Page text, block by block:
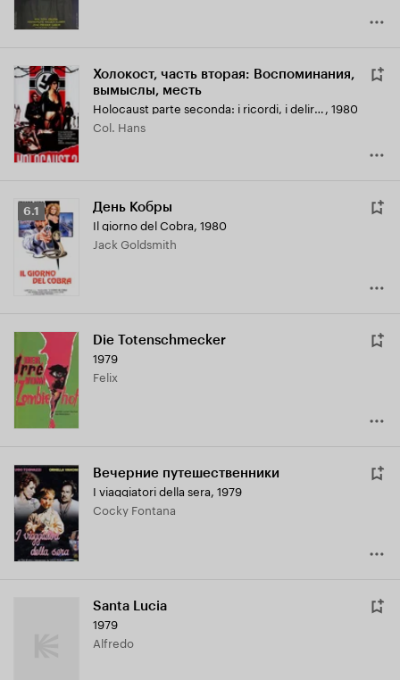
Холокост, часть вторая: Воспоминания,
вымыслы, месть
Holocaust parte seconda: i ricordi, i deliri, la vendetta, 1980
Col. Hans
Рейтинг
Кинопоиска
6.1
6.1 День Кобры
Il giorno del Cobra, 1980
Jack Goldsmith
Die Totenschmecker
1979
Felix
Вечерние путешественники
I viaggiatori della sera, 1979
Cocky Fontana
Santa Lucia
1979
Alfredo